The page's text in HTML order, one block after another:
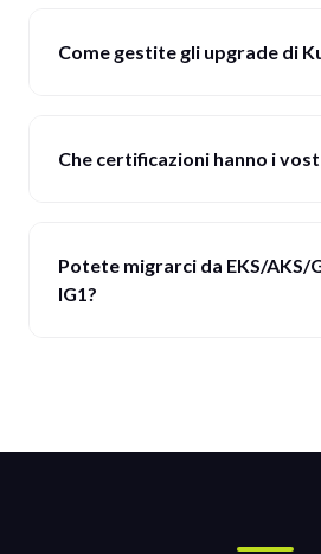
Come gestite gli upgrade di
Che certificazioni hanno i
Potete migrarci da EKS/AKS/
IG1?